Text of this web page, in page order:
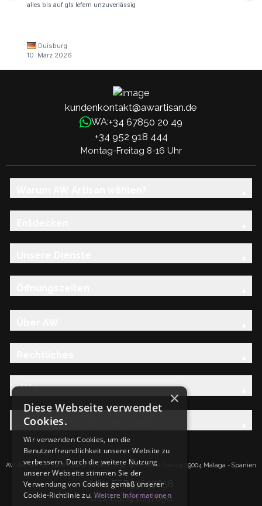
alles bis auf gls lefern unzuverlässig
Duisburg
10. März 2026
kundenkontakt@awartisan.de
WA:+34 67850 20 49
+34 952 918 444
Montag-Freitag 8-16 Uhr
Hilfe
Entdecken Sie die AW-Familie
AW Artisan S.L.Calle Caleta de Velez n39, 41 PI Santa Tereza 29004 Málaga - Spanien
IdNr: ESB93657658
UID: ESB93657658
×
Diese Webseite verwendet
Cookies.
Wir verwenden Cookies, um die
Benutzerfreundlichkeit unserer Website zu
verbessern. Durch die weitere Nutzung
unserer Webseite stimmen Sie der
Verwendung von Cookies gemäß unserer
Cookie-Richtlinie zu. Weitere Informationen